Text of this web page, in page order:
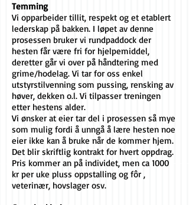
Temming
Vi opparbeider tillit, respekt og et etablert
lederskap på bakken. I løpet av denne
prosessen bruker vi rundpaddock der
hesten får være fri for hjelpemiddel,
deretter går vi over på håndtering med
grime/hodelag. Vi tar for oss enkel
utstyrstilvenning som pussing, rensking av
høver, dekken o.l. Vi tilpasser treningen
etter hestens alder.
Vi ønsker at eier tar del i prosessen så mye
som mulig fordi å unngå å lære hesten noe
eier ikke kan å bruke når de kommer hjem.
Det blir skriftlig kontrakt for hvert oppdrag.
Pris kommer an på individet, men ca 1000
kr per uke pluss oppstalling og fôr ,
veterinær, hovslager osv.